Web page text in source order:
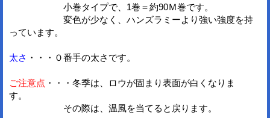
小巻タイプで、1巻＝約90Ｍ巻です。
変色が少なく、ハンズラミーより強い強度を持
っています。
太さ ・・・０番手の太さです。
ご注意点 ・・・冬季は、ロウが固まり表面が白くなりま
す。
その際は、温風を当てると戻ります。